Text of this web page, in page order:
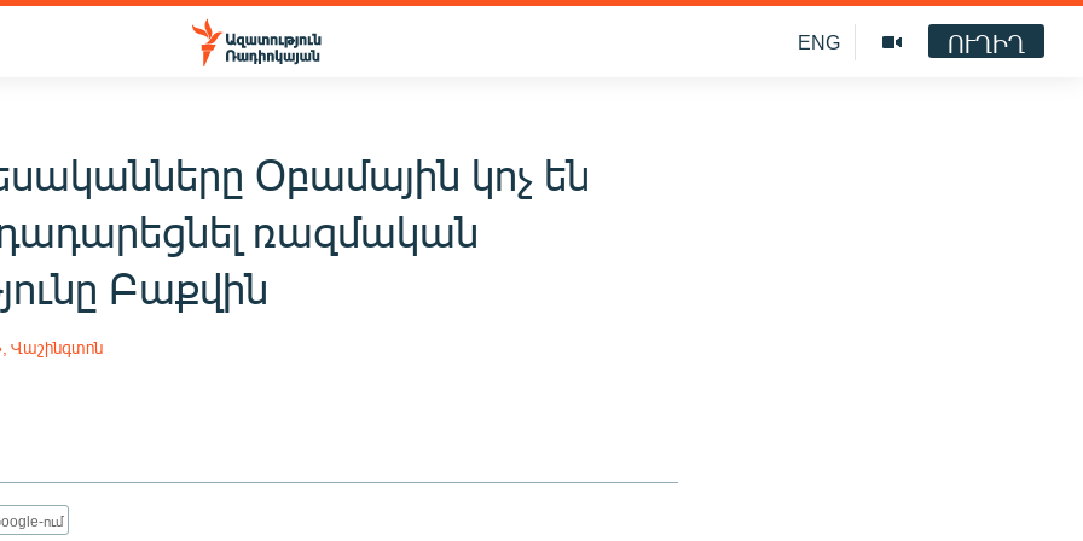
ENG ՈՒՂԻՂ
Օբամային կոչ են
ռազմական
Բաքվին
Վաշինգտոն
ում